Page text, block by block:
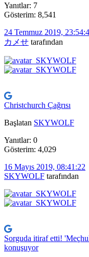
Yanıtlar: 7
Gösterim: 8,541
24 Temmuz 2019,
カメせ tarafından
Christchurch Çağrısı
Başlatan SKYWOLF
Yanıtlar: 0
Gösterim: 4,029
16 Mayıs 2019, 08:41:22
SKYWOLF tarafından
Sorguda itiraf etti!
konuşuyor